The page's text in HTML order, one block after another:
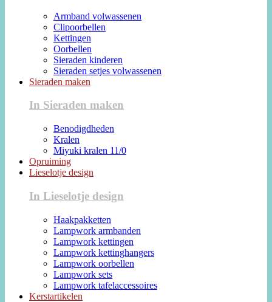
Armband volwassenen
Clipoorbellen
Kettingen
Oorbellen
Sieraden kinderen
Sieraden setjes volwassenen
Sieraden maken
In Sieraden maken
Benodigdheden
Kralen
Miyuki kralen 11/0
Opruiming
Lieselotje design
In Lieselotje design
Haakpakketten
Lampwork armbanden
Lampwork kettingen
Lampwork kettinghangers
Lampwork oorbellen
Lampwork sets
Lampwork tafelaccessoires
Kerstartikelen